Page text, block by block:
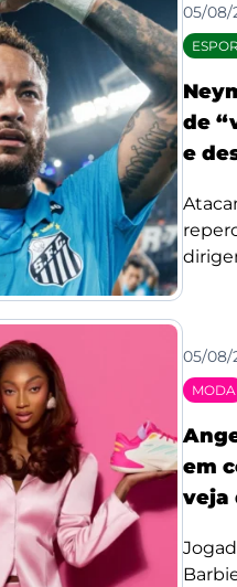
05/08/
de
e
05/08/
MODA
em
veja